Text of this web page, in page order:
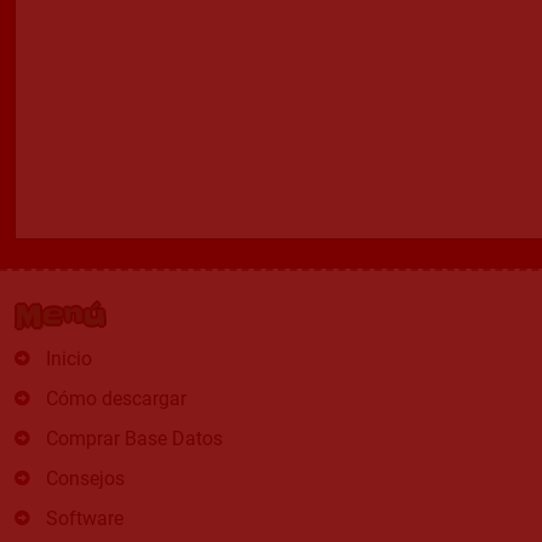
Menú
Inicio
Cómo descargar
Comprar Base Datos
Consejos
Software